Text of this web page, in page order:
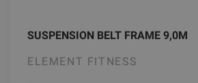
SUSPENSION BELT FRAME 9,0M
ELEMENT FITNESS